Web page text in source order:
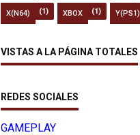
X(N64) (1) XBOX (1) Y(PS1)
VISTAS A LA PÁGINA TOTALES
REDES SOCIALES
GAMEPLAY